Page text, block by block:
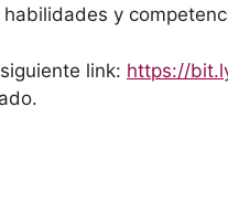
y
link: https://